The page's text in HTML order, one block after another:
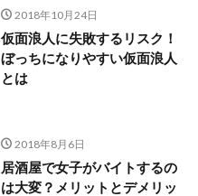
2018年10月24日
仮面浪人に失敗するリスク！
ぼっちになりやすい仮面浪人
とは
2018年8月6日
居酒屋で女子がバイトするの
は大変？メリットとデメリッ